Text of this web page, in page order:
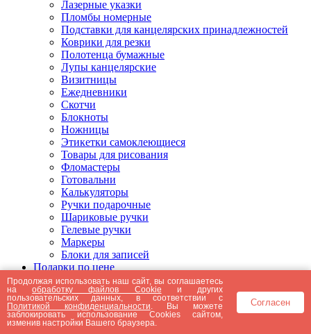
Лазерные указки
Пломбы номерные
Подставки для канцелярских принадлежностей
Коврики для резки
Полотенца бумажные
Лупы канцелярские
Визитницы
Ежедневники
Скотчи
Блокноты
Ножницы
Этикетки самоклеющиеся
Товары для рисования
Фломастеры
Готовальни
Калькуляторы
Ручки подарочные
Шариковые ручки
Гелевые ручки
Маркеры
Блоки для записей
Подарки по цене
Подарки от 5000 рублей
Подарки до 5000 рублей
Подарки до 3000 рублей
Подарки до 2000 рублей
Подарки до 1000 рублей
Продолжая использовать наш сайт, вы соглашаетесь
наобработку файлов Cookie и других
пользовательских данных, в соответствии с
Политикой конфиденциальности . Вы можете
заблокировать использование Cookies сайтом,
изменив настройки Вашего браузера.
Согласен